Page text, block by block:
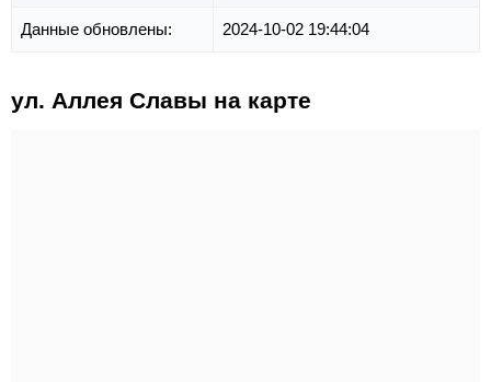
Данные обновлены: 2024-10-02 19:44:04
ул. Аллея Славы на карте